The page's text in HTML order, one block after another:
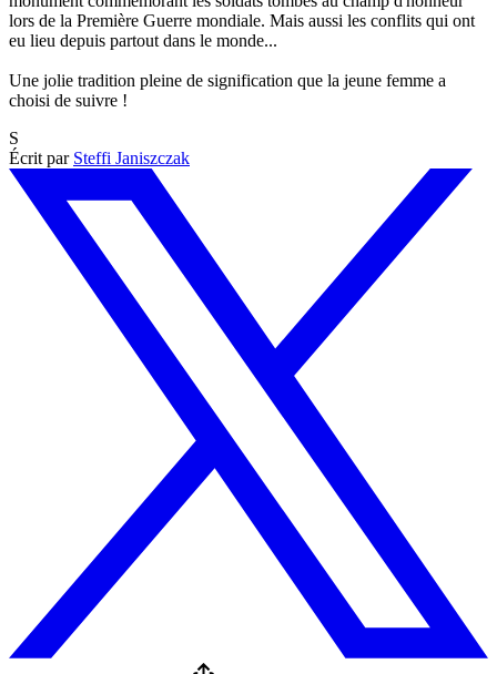
lors de la Première Guerre mondiale. Mais aussi les conflits qui ont
eu lieu depuis partout dans le monde...
Une jolie tradition pleine de signification que la jeune femme a
choisi de suivre !
S
Écrit par Steffi Janiszczak